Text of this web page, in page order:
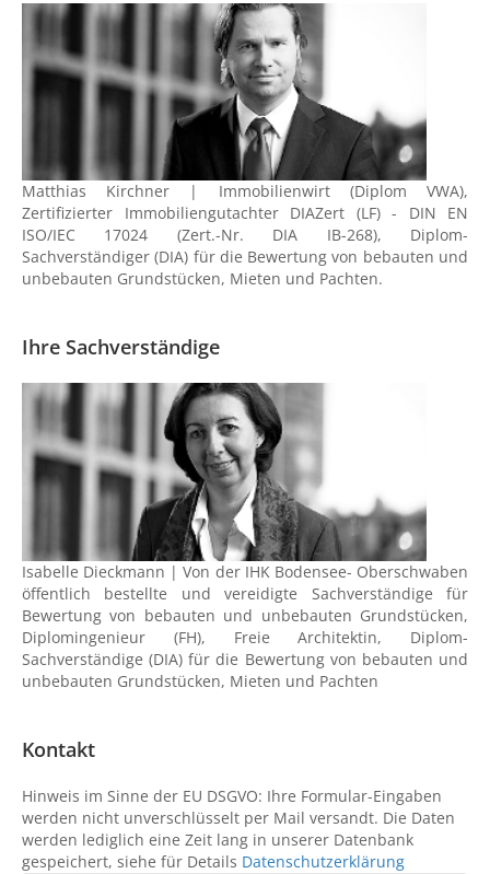
Matthias Kirchner | Immobilienwirt (Diplom VWA),
Zertifizierter Immobiliengutachter DIAZert (LF) - DIN EN
ISO/IEC 17024 (Zert.-Nr. DIA IB-268), Diplom-
Sachverständiger (DIA) für die Bewertung von bebauten und
unbebauten Grundstücken, Mieten und Pachten.
Ihre Sachverständige
Isabelle Dieckmann | Von der IHK Bodensee- Oberschwaben
öffentlich bestellte und vereidigte Sachverständige für
Bewertung von bebauten und unbebauten Grundstücken,
Diplomingenieur (FH), Freie Architektin, Diplom-
Sachverständige (DIA) für die Bewertung von bebauten und
unbebauten Grundstücken, Mieten und Pachten
Kontakt
Hinweis im Sinne der EU DSGVO: Ihre Formular-Eingaben
werden nicht unverschlüsselt per Mail versandt. Die Daten
werden lediglich eine Zeit lang in unserer Datenbank
gespeichert, siehe für Details Datenschutzerklärung